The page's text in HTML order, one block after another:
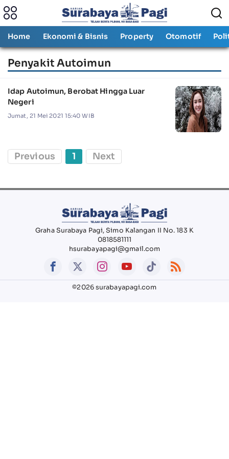
Home Ekonomi & Bisnis Property Otomotif
Penyakit Autoimun
Idap Autoimun, Berobat Hingga Luar
Negeri
Jumat, 21 Mei 2021 15:40 WIB
Previous 1 Next
Graha Surabaya Pagi, Simo Kalangan II No. 183 K
0818581111
hsurabayapagi@gmail.com
©2026 surabayapagi.com